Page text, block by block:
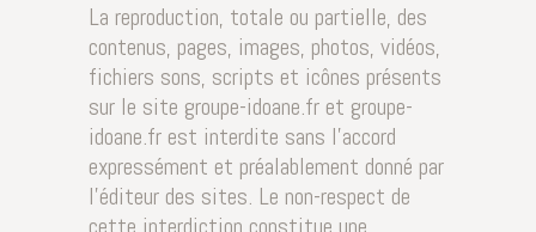
La reproduction, totale ou partielle, des
contenus, pages, images, photos, vidéos,
fichiers sons, scripts et icônes présents
sur le site groupe-idoane.fr et groupe-
idoane.fr est interdite sans l’accord
expressément et préalablement donné par
l’éditeur des sites. Le non-respect de